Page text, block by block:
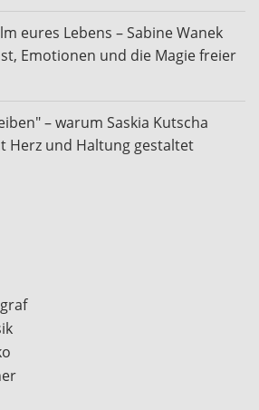
eures Lebens – Sabine Wanek
Emotionen und die Magie freier
– warum Saskia Kutscha
Herz und Haltung gestaltet